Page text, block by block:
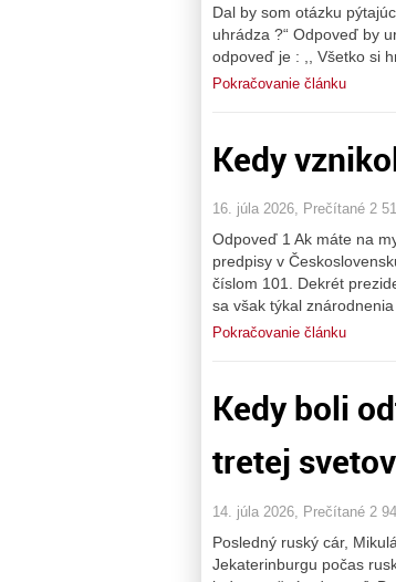
Dal by som otázku
uhrádza ?“ Odpoveď by
odpoveď je : ,, Všetko si
Pokračovanie článku
Kedy
16. júla 2026, Prečítané 2
Odpoveď 1 Ak máte na
predpisy v
číslom 101. Dekrét
sa však týkal
Pokračovanie článku
Kedy boli
tretej
14. júla 2026, Prečítané 2
Posledný ruský cár,
Jekaterinburgu počas